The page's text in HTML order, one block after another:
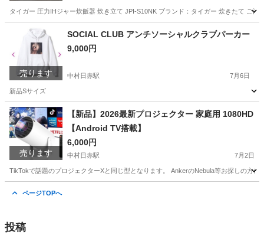
タイガー 圧力IHジャー炊飯器 炊き立て JPI-S10NK ブランド：タイガー 炊きたて ご
名古屋市 キッチン家電 タイガー
売ります
SOCIAL CLUB アンチソーシャルクラブパーカー
9,000円
中村日赤駅 7月6日
新品Sサイズ
愛知 名古屋市 中村日赤駅 パーカー CLUB
売ります
【新品】2026最新プロジェクター 家庭用 1080HD
【Android TV搭載】
6,000円
中村日赤駅 7月2日
TikTokで話題のプロジェクターXと同じ型となります。 AnkerのNebula等お探しの方
ページTOPへ
投稿